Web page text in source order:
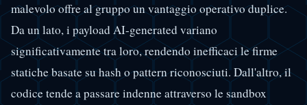
malevolo offre al gruppo un vantaggio operativo duplice.
Da un lato, i payload AI-generated variano
significativamente tra loro, rendendo inefficaci le firme
statiche basate su hash o pattern riconosciuti. Dall'altro, il
codice tende a passare indenne attraverso le sandbox